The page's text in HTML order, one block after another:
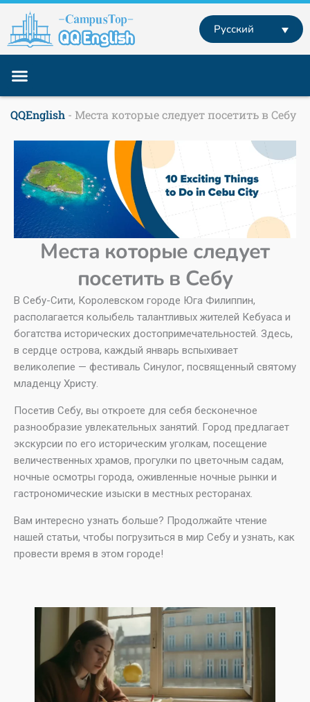
Перейти
содержимому
Русский
QQEnglish - Места которые следует посетить в Себу
Места которые следует
посетить в Себу
В Себу-Сити, Королевском городе Юга Филиппин,
располагается колыбель талантливых жителей Кебуаса и
богатства исторических достопримечательностей. Здесь,
в сердце острова, каждый январь вспыхивает
великолепие — фестиваль Синулог, посвященный святому
младенцу Христу.
Посетив Себу, вы откроете для себя бесконечное
разнообразие увлекательных занятий. Город предлагает
экскурсии по его историческим уголкам, посещение
величественных храмов, прогулки по цветочным садам,
ночные осмотры города, оживленные ночные рынки и
гастрономические изыски в местных ресторанах.
Вам интересно узнать больше? Продолжайте чтение
нашей статьи, чтобы погрузиться в мир Себу и узнать, как
провести время в этом городе!